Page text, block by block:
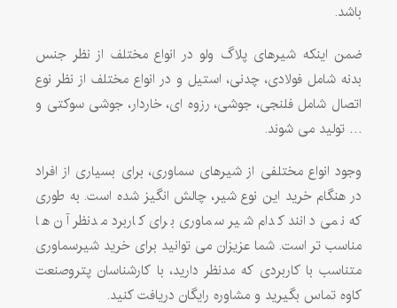
باشد.
ضمن اینکه شیرهای پلاگ ولو در انواع مختلف از نظر جنس
بدنه شامل فولادی، چدنی، استیل و در انواع مختلف از نظر نوع
اتصال شامل فلنجی، جوشی، رزوه ای، خاردار، جوشی سوکتی و
… تولید می شوند.
وجود انواع مختلفی از شیرهای سماوری، برای بسیاری از افراد
در هنگام خرید این نوع شیر، چالش انگیز شده است. به طوری
که نمی دانند کدام شیر سماوری برای کاربرد مدنظر آن ها
مناسب تر است. شما عزیزان می توانید برای خرید شیرسماوری
متناسب با کاربردی که مدنظر دارید، با کارشناسان پتروصنعت
کاوه تماس بگیرید و مشاوره رایگان دریافت کنید.